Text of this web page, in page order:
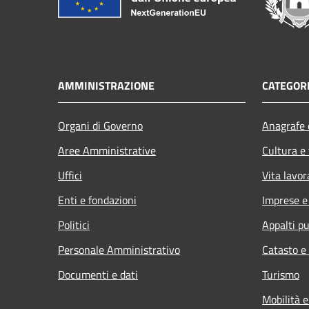
AMMINISTRAZIONE
Organi di Governo
Aree Amministrative
Uffici
Enti e fondazioni
Politici
Personale Amministrativo
Documenti e dati
Cultura
Vita
Imprese
Appalti
Catasto
Turismo
Mobilità